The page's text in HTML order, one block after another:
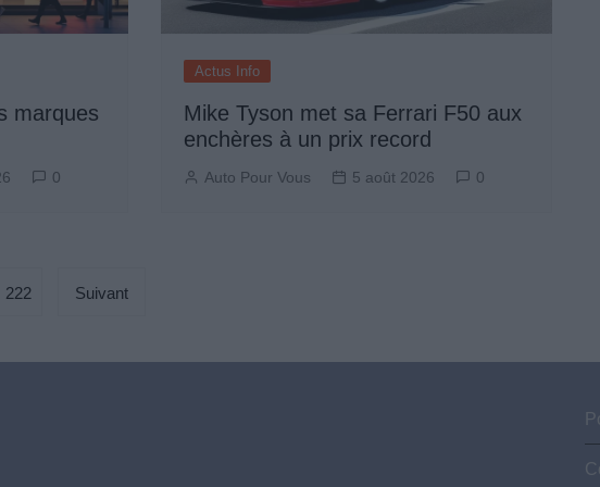
marques
0
Actus Info
Mike Tyson met sa Ferrari F50 aux
enchères à un prix record
Auto Pour Vous 5 août 2026 0
222 Suivant